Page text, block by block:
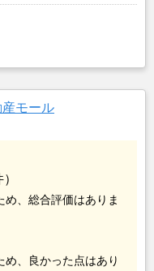
モール
、総合評価はありま
、良かった点はあり